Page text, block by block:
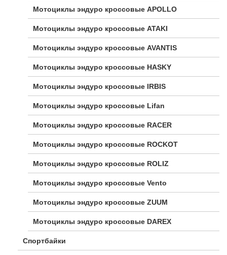
Мотоциклы эндуро кроссовые APOLLO
Мотоциклы эндуро кроссовые ATAKI
Мотоциклы эндуро кроссовые AVANTIS
Мотоциклы эндуро кроссовые HASKY
Мотоциклы эндуро кроссовые IRBIS
Мотоциклы эндуро кроссовые Lifan
Мотоциклы эндуро кроссовые RACER
Мотоциклы эндуро кроссовые ROCKOT
Мотоциклы эндуро кроссовые ROLIZ
Мотоциклы эндуро кроссовые Vento
Мотоциклы эндуро кроссовые ZUUM
Мотоциклы эндуро кроссовые DAREX
Спортбайки